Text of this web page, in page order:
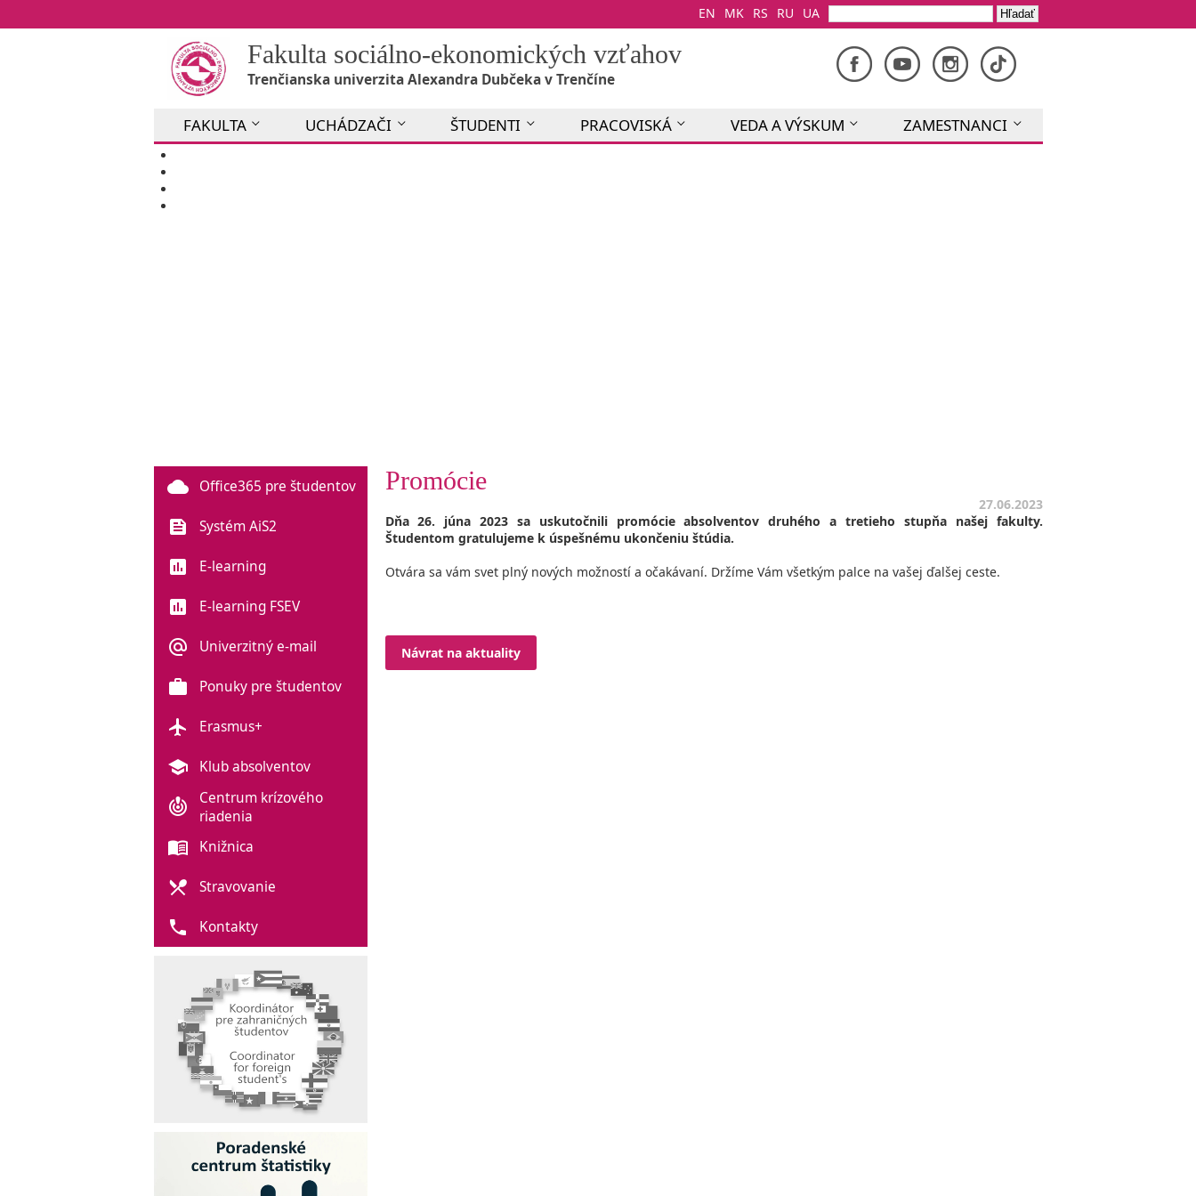
EN MK RS RU UA
Fakulta sociálno-ekonomických vzťahov
Trenčianska univerzita Alexandra Dubčeka v Trenčíne
FAKULTA UCHÁDZAČI ŠTUDENTI PRACOVISKÁ VEDA A VÝSKUM ZAMESTNANCI
Promócie
27.06.2023
Dňa 26. júna 2023 sa uskutočnili promócie absolventov druhého a tretieho stupňa našej fakulty.
Študentom gratulujeme k úspešnému ukončeniu štúdia.
Otvára sa vám svet plný nových možností a očakávaní. Držíme Vám všetkým palce na vašej ďalšej ceste.
Návrat na aktuality
cloud Office365 pre študentov
feed Systém AiS2
poll E-learning
poll E-learning FSEV
alternate_email Univerzitný e-mail
work Ponuky pre študentov
flight Erasmus+
school Klub absolventov
crisis_alert
Centrum krízového
riadenia
menu_book Knižnica
local_dining Stravovanie
phone Kontakty